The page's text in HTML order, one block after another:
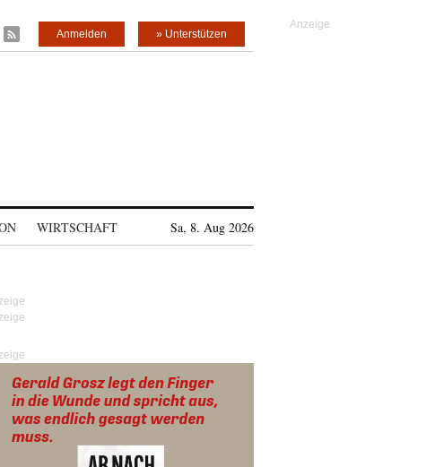
» Unterstützen
Anmelden
WIRTSCHAFT Sa, 8. Aug 2026